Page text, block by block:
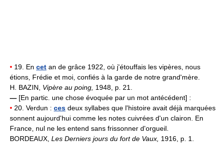
• 19. En cet an de grâce 1922, où j'étouffais les vipères, nous
étions, Frédie et moi, confiés à la garde de notre grand'mère.
H. BAZIN, Vipère au poing, 1948, p. 21.
— [En partic. une chose évoquée par un mot antécédent] :
• 20. Verdun : ces deux syllabes que l'histoire avait déjà marquées
sonnent aujourd'hui comme les notes cuivrées d'un clairon. En
France, nul ne les entend sans frissonner d'orgueil.
BORDEAUX, Les Derniers jours du fort de Vaux, 1916, p. 1.